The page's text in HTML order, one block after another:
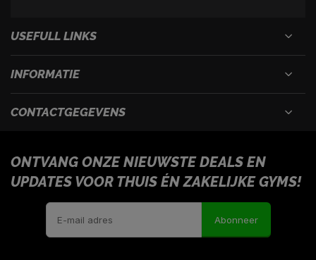
USEFULL LINKS
INFORMATIE
CONTACTGEGEVENS
ONTVANG ONZE NIEUWSTE DEALS EN
UPDATES VOOR THUIS ÉN ZAKELIJKE GYMS!
Abonneer